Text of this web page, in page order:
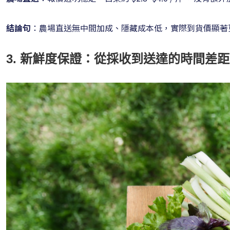
結論句 ：農場直送無中間加成、隱藏成本低，實際到貨價顯
3. 新鮮度保證：從採收到送達的時間差距